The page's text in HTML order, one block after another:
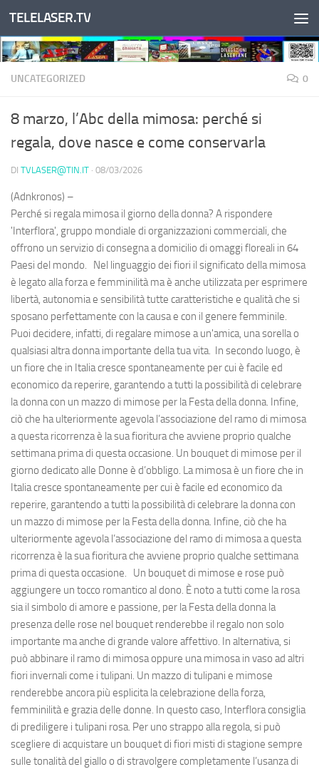
Salta al contenuto
TELELASER.TV
UNCATEGORIZED 0
8 marzo, l’Abc della mimosa: perché si
regala, dove nasce e come conservarla
DI TVLASER@TIN.IT · 08/03/2026
(Adnkronos) –
Perché si regala mimosa il giorno della donna? A rispondere
'Interflora', gruppo mondiale di organizzazioni commerciali, che
offrono un servizio di consegna a domicilio di omaggi floreali in 64
Paesi del mondo. Nel linguaggio dei fiori il significato della mimosa
è legato alla forza e femminilità ma è anche utilizzata per esprimere
libertà, autonomia e sensibilità tutte caratteristiche e qualità che si
sposano perfettamente con la causa e con il genere femminile.
Puoi decidere, infatti, di regalare mimose a un'amica, una sorella o
qualsiasi altra donna importante della tua vita. In secondo luogo, è
un fiore che in Italia cresce spontaneamente per cui è facile ed
economico da reperire, garantendo a tutti la possibilità di celebrare
la donna con un mazzo di mimose per la Festa della donna. Infine,
ciò che ha ulteriormente agevola l’associazione del ramo di mimosa
a questa ricorrenza è la sua fioritura che avviene proprio qualche
settimana prima di questa occasione. Un bouquet di mimose per il
giorno dedicato alle Donne è d’obbligo. La mimosa è un fiore che in
Italia cresce spontaneamente per cui è facile ed economico da
reperire, garantendo a tutti la possibilità di celebrare la donna con
un mazzo di mimose per la Festa della donna. Infine, ciò che ha
ulteriormente agevola l’associazione del ramo di mimosa a questa
ricorrenza è la sua fioritura che avviene proprio qualche settimana
prima di questa occasione. Un bouquet di mimose e rose può
aggiungere un tocco romantico al dono. È noto a tutti come la rosa
sia il simbolo di amore e passione, per la Festa della donna la
presenza delle rose nel bouquet renderebbe il regalo non solo
importante ma anche di grande valore affettivo. In alternativa, si
può abbinare il ramo di mimosa oppure una mimosa in vaso ad altri
fiori invernali come i tulipani. Un mazzo di tulipani e mimose
renderebbe ancora più esplicita la celebrazione della forza,
femminilità e grazia delle donne. In questo caso, Interflora consiglia
di prediligere i tulipani rosa. Per uno strappo alla regola, si può
scegliere di acquistare un bouquet di fiori misti di stagione sempre
sulle tonalità del giallo o di stravolgere completamente l’usanza di